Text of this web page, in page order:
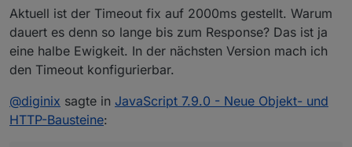
Aktuell ist der Timeout fix auf 2000ms gestellt. Warum
dauert es denn so lange bis zum Response? Das ist ja
eine halbe Ewigkeit. In der nächsten Version mach ich
den Timeout konfigurierbar.
@diginix sagte in JavaScript 7.9.0 - Neue Objekt- und
HTTP-Bausteine: